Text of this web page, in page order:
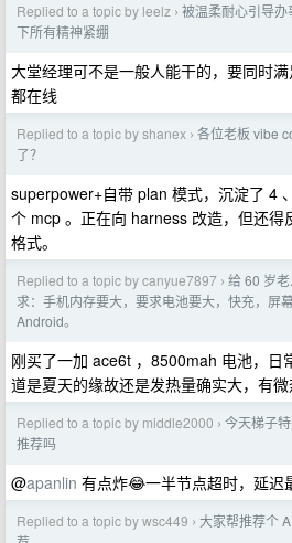
Replied to a topic by leelz › 被温柔耐心引导
下所有精神紧绷
大堂经理可不是一般人能干的，要同时
都在线
Replied to a topic by shanex › 各位老板 vibe
了？
superpower+自带 plan 模式，沉淀了 4
个 mcp 。正在向 harness 改造，但还得
格式。
Replied to a topic by canyue7897 › 给 60 岁
求：手机内存要大，要求电池要大，快充，屏
Android。
刚买了一加 ace6t ，8500mah 电池，日
道是夏天的缘故还是发热量确实大，有
Replied to a topic by middle2000 › 今天梯子
推荐吗
@apanlin 有点炸😂一半节点超时，延迟
Replied to a topic by wsc449 › 大家帮推荐个